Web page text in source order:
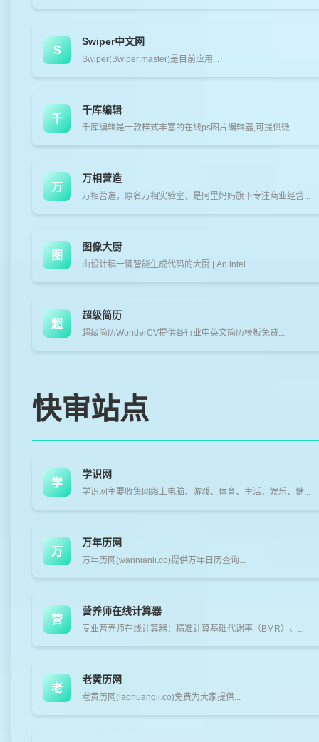
S
Swiper中文网
Swiper(Swiper master)是目前应用...
千
千库编辑
千库编辑是一款样式丰富的在线ps图片编辑器,可提供微...
万
万相营造
万相营造，原名万相实验室，是阿里妈妈旗下专注商业经营...
图
图像大厨
由设计稿一键智能生成代码的大厨 | An intel...
超
超级简历
超级简历WonderCV提供各行业中英文简历模板免费...
快审站点
学
学识网
学识网主要收集网络上电脑、游戏、体育、生活、娱乐、健...
万
万年历网
万年历网(wannianli.co)提供万年日历查询...
营
营养师在线计算器
专业营养师在线计算器：精准计算基础代谢率（BMR）、...
老
老黄历网
老黄历网(laohuangli.co)免费为大家提供...